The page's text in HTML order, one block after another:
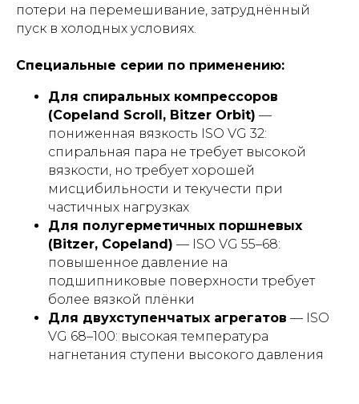
потери на перемешивание, затруднённый
пуск в холодных условиях.
Специальные серии по применению:
Для спиральных компрессоров
(Copeland Scroll, Bitzer Orbit) —
пониженная вязкость ISO VG 32:
спиральная пара не требует высокой
вязкости, но требует хорошей
мисцибильности и текучести при
частичных нагрузках
Для полугерметичных поршневых
(Bitzer, Copeland) — ISO VG 55–68:
повышенное давление на
подшипниковые поверхности требует
более вязкой плёнки
Для двухступенчатых агрегатов — ISO
VG 68–100: высокая температура
нагнетания ступени высокого давления